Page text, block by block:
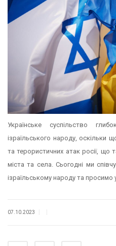
Українське суспільство
ізраїльського народу, оскільки
та терористичних атак росії, що
міста та села. Сьогодні ми
ізраїльському народу та просимо
07.10.2023